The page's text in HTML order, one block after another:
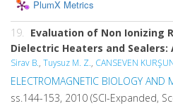
PlumX Metrics
19. Evaluation of Non Ionizing
Dielectric Heaters and Sealers:
Sirav B., Tuysuz M. Z., CANSEVEN
ELECTROMAGNETIC BIOLOGY AND
ss.144-153, 2010 (SCI-Expanded,